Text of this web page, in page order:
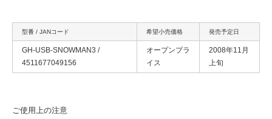
型番 / JANコード 希望小売価格 発売予定日
GH-USB-SNOWMAN3 /
4511677049156
オープンプラ
イス
2008年11月
上旬
ご使用上の注意